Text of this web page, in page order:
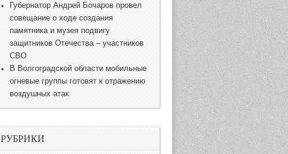
Губернатор Андрей Бочаров провел
совещание о ходе создания
памятника и музея подвигу
защитников Отечества – участников
СВО
В Волгоградской области мобильные
огневые группы готовят к отражению
воздушных атак
РУБРИКИ